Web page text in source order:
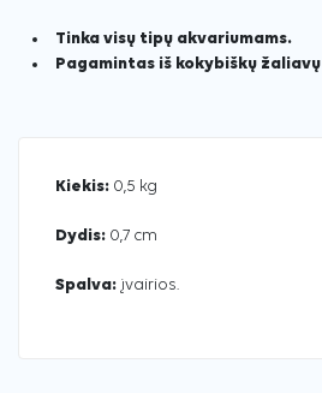
Tinka visų tipų akvariumams.
Pagamintas iš kokybiškų žaliavų
Kiekis: 0,5 kg
Dydis: 0,7 cm
Spalva: įvairios.